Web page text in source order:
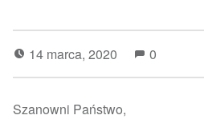
14 marca, 2020 0
Szanowni Państwo,